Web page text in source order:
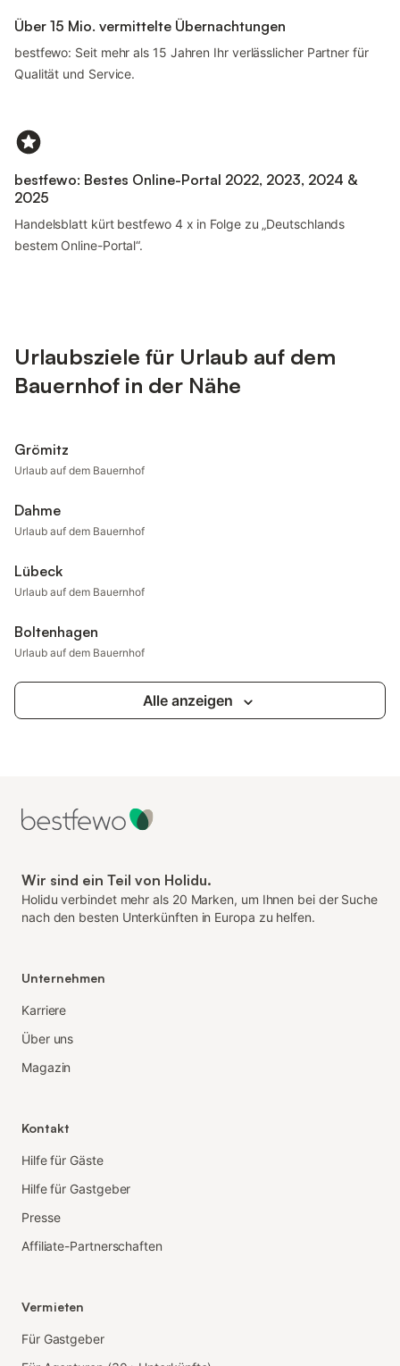
Über 15 Mio. vermittelte Übernachtungen
bestfewo: Seit mehr als 15 Jahren Ihr verlässlicher Partner für
Qualität und Service.
bestfewo: Bestes Online-Portal 2022, 2023, 2024 &
2025
Handelsblatt kürt bestfewo 4 x in Folge zu „Deutschlands
bestem Online-Portal“.
Urlaubsziele für Urlaub auf dem
Bauernhof in der Nähe
Grömitz
Urlaub auf dem Bauernhof
Dahme
Urlaub auf dem Bauernhof
Lübeck
Urlaub auf dem Bauernhof
Boltenhagen
Urlaub auf dem Bauernhof
Alle anzeigen
Wir sind ein Teil von Holidu.
Holidu verbindet mehr als 20 Marken, um Ihnen bei der Suche
nach den besten Unterkünften in Europa zu helfen.
Unternehmen
Karriere
Über uns
Magazin
Kontakt
Hilfe für Gäste
Hilfe für Gastgeber
Presse
Affiliate-Partnerschaften
Vermieten
Für Gastgeber